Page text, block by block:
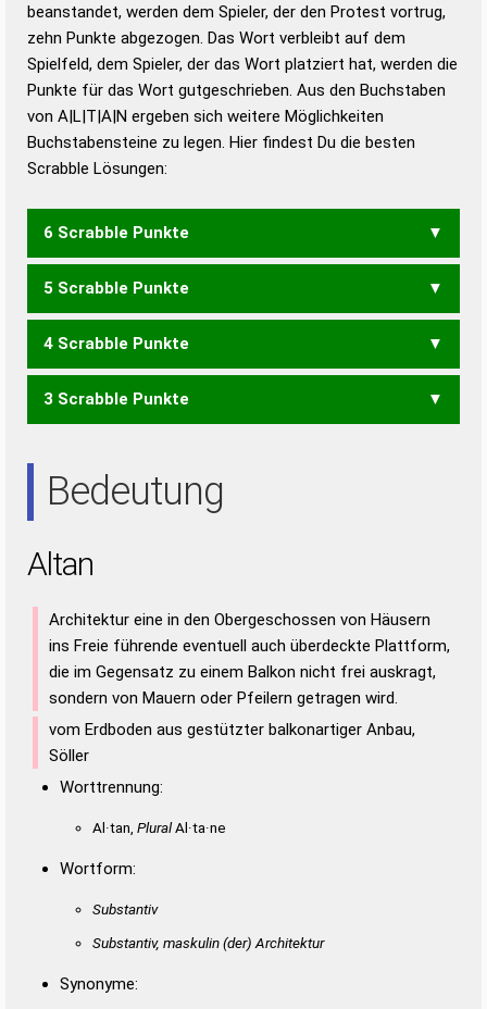
Duden – Standardwerk in 12 Bänden
Duden – Richtiges und gutes
Deutsch
Duden – Die deutsche Grammatik
Duden – Deutsches
beanstandet, werden dem Spieler, der den Protest vortrug,
zehn Punkte abgezogen. Das Wort verbleibt auf dem
Spielfeld, dem Spieler, der das Wort platziert hat, werden die
Punkte für das Wort gutgeschrieben. Aus den Buchstaben
von A|L|T|A|N ergeben sich weitere Möglichkeiten
Buchstabensteine zu legen. Hier findest Du die besten
Scrabble Lösungen:
6 Scrabble Punkte
ALANT
5 Scrabble Punkte
AALT ANAL
4 Scrabble Punkte
AAL TAL
3 Scrabble Punkte
Bedeutung
Altan
Architektur eine in den Obergeschossen von Häusern
ins Freie führende eventuell auch überdeckte Plattform,
die im Gegensatz zu einem Balkon nicht frei auskragt,
sondern von Mauern oder Pfeilern getragen wird.
vom Erdboden aus gestützter balkonartiger Anbau,
Söller
Worttrennung:
Al·tan, PluralAl·ta·ne
Wortform:
Substantiv
Substantiv, maskulin(der) Architektur
Synonyme: